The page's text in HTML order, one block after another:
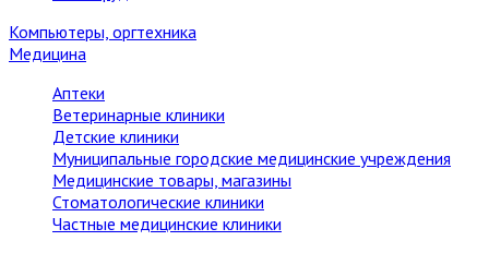
Компьютеры, оргтехника
Медицина
Аптеки
Ветеринарные клиники
Детские клиники
Муниципальные городские медицинские учреждения
Медицинские товары, магазины
Стоматологические клиники
Частные медицинские клиники